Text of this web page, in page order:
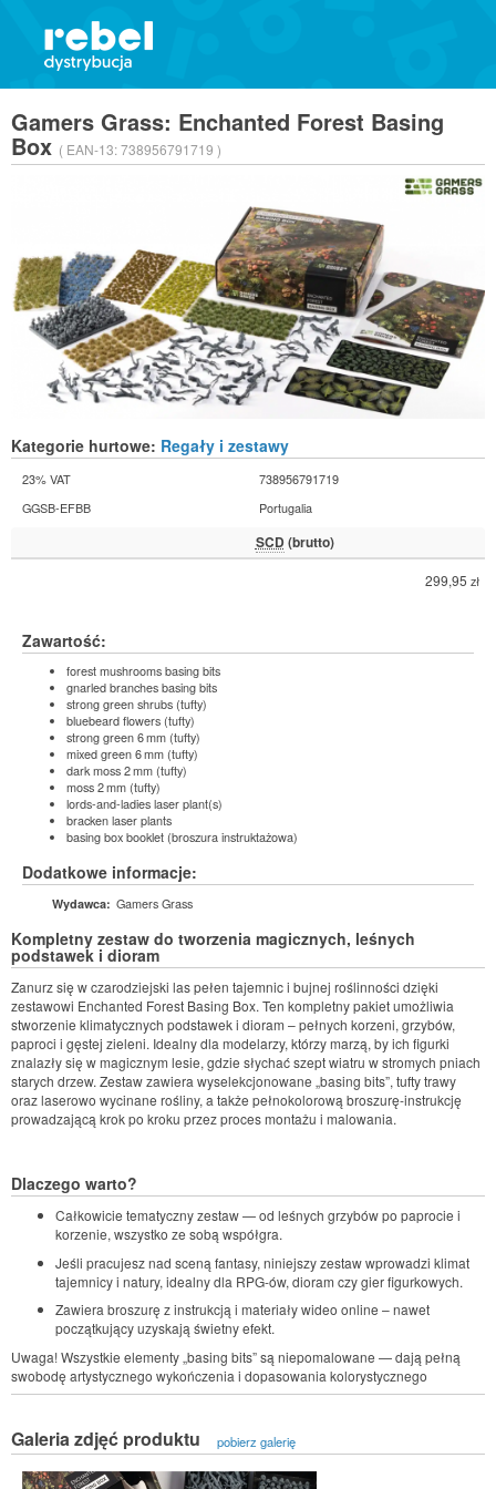
Gamers Grass: Enchanted Forest Basing
Box ( EAN-13:738956791719 )
Kategorie hurtowe: Regały i zestawy
23% VAT
738956791719
GGSB-EFBB
Portugalia
SCD (brutto)
299,95 zł
Zawartość:
forest mushrooms basing bits
gnarled branches basing bits
strong green shrubs (tufty)
bluebeard flowers (tufty)
strong green 6 mm (tufty)
mixed green 6 mm (tufty)
dark moss 2 mm (tufty)
moss 2 mm (tufty)
lords‑and‑ladies laser plant(s)
bracken laser plants
basing box booklet (broszura instruktażowa)
Dodatkowe informacje:
Wydawca: Gamers Grass
Kompletny zestaw do tworzenia magicznych, leśnych
podstawek i dioram
Zanurz się w czarodziejski las pełen tajemnic i bujnej roślinności dzięki
zestawowi Enchanted Forest Basing Box. Ten kompletny pakiet umożliwia
stworzenie klimatycznych podstawek i dioram – pełnych korzeni, grzybów,
paproci i gęstej zieleni. Idealny dla modelarzy, którzy marzą, by ich figurki
znalazły się w magicznym lesie, gdzie słychać szept wiatru w stromych pniach
starych drzew. Zestaw zawiera wyselekcjonowane „basing bits”, tufty trawy
oraz laserowo wycinane rośliny, a także pełnokolorową broszurę-instrukcję
prowadzającą krok po kroku przez proces montażu i malowania.
Dlaczego warto?
Całkowicie tematyczny zestaw — od leśnych grzybów po paprocie i
korzenie, wszystko ze sobą współgra.
Jeśli pracujesz nad sceną fantasy, niniejszy zestaw wprowadzi klimat
tajemnicy i natury, idealny dla RPG-ów, dioram czy gier figurkowych.
Zawiera broszurę z instrukcją i materiały wideo online – nawet
początkujący uzyskają świetny efekt.
Uwaga! Wszystkie elementy „basing bits” są niepomalowane — dają pełną
swobodę artystycznego wykończenia i dopasowania kolorystycznego
Galeria zdjęć produktu pobierz galerię